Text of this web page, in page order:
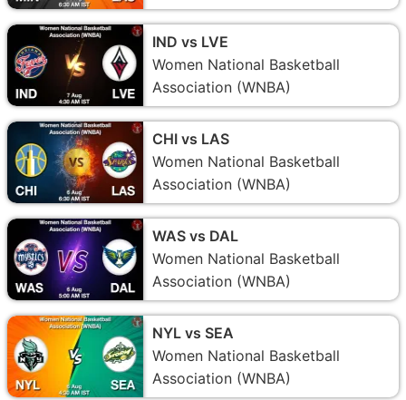
IND vs LVE
Women National Basketball
Association (WNBA)
CHI vs LAS
Women National Basketball
Association (WNBA)
WAS vs DAL
Women National Basketball
Association (WNBA)
NYL vs SEA
Women National Basketball
Association (WNBA)